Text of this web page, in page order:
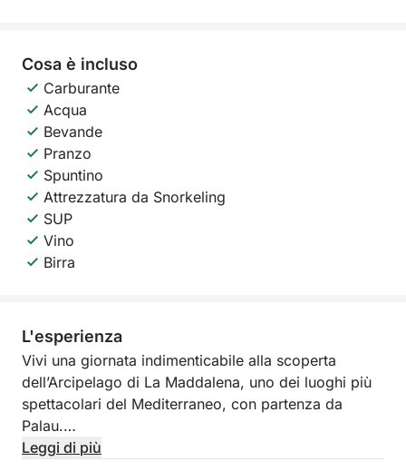
Cosa è incluso
Carburante
Acqua
Bevande
Pranzo
Spuntino
Attrezzatura da Snorkeling
SUP
Vino
Birra
L'esperienza
Vivi una giornata indimenticabile alla scoperta
dell’Arcipelago di La Maddalena, uno dei luoghi più
spettacolari del Mediterraneo, con partenza da
Palau.
Leggi di più